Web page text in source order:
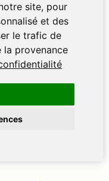
site, pour
et des
le trafic de
provenance